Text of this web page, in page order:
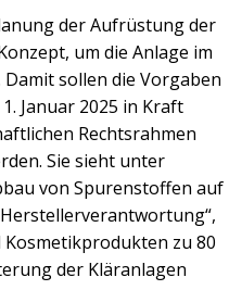
der Aufrüstung der
um die Anlage im
sollen die Vorgaben
Januar 2025 in Kraft
Rechtsrahmen
Sie sieht unter
von Spurenstoffen auf
zu 80
der Kläranlagen